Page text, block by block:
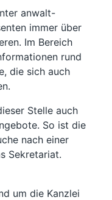
anwalt-
immer über
Im Bereich
rund
die sich auch
Stelle auch
So ist die
nach einer
Sekretariat.
um die Kanzlei